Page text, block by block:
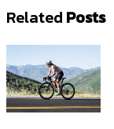
Related Posts